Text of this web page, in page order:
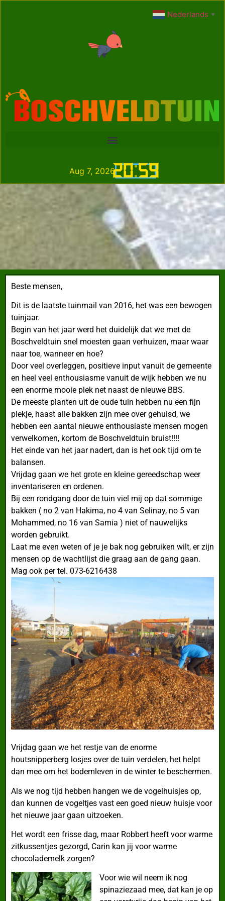
20:59
Aug 7, 2026
Beste mensen,
Dit is de laatste tuinmail van 2016, het was een bewogen
tuinjaar.
Begin van het jaar werd het duidelijk dat we met de
Boschveldtuin snel moesten gaan verhuizen, maar waar
naar toe, wanneer en hoe?
Door veel overleggen, positieve input vanuit de gemeente
en heel veel enthousiasme vanuit de wijk hebben we nu
een enorme mooie plek net naast de nieuwe BBS.
De meeste planten uit de oude tuin hebben nu een fijn
plekje, haast alle bakken zijn mee over gehuisd, we
hebben een aantal nieuwe enthousiaste mensen mogen
verwelkomen, kortom de Boschveldtuin bruist!!!!
Het einde van het jaar nadert, dan is het ook tijd om te
balansen.
Vrijdag gaan we het grote en kleine gereedschap weer
inventariseren en ordenen.
Bij een rondgang door de tuin viel mij op dat sommige
bakken ( no 2 van Hakima, no 4 van Selinay, no 5 van
Mohammed, no 16 van Samia ) niet of nauwelijks
worden gebruikt.
Laat me even weten of je je bak nog gebruiken wilt, er zijn
mensen op de wachtlijst die graag aan de gang gaan.
Mag ook per tel. 073-6216438
Vrijdag gaan we het restje van de enorme
houtsnipperberg losjes over de tuin verdelen, het helpt
dan mee om het bodemleven in de winter te beschermen.
Als we nog tijd hebben hangen we de vogelhuisjes op,
dan kunnen de vogeltjes vast een goed nieuw huisje voor
het nieuwe jaar gaan uitzoeken.
Het wordt een frisse dag, maar Robbert heeft voor warme
zitkussentjes gezorgd, Carin kan jij voor warme
chocolademelk zorgen?
Voor wie wil neem ik nog
spinaziezaad mee, dat kan je op
Nederlands ▼